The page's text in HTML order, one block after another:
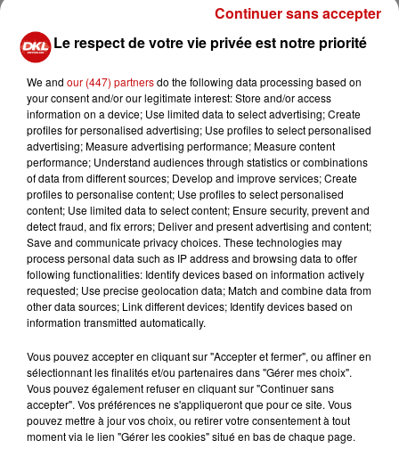
Révélée au grand public grâce à son titre à succèsJe
pense à vous
, Linh s’est imposée ces derniers mois
comme une artiste incontournable de la scène pop
française. Âgée de 30 ans et originaire de Nice, elle
dispose déjà d’une solide expérience liée à l’Eurovision :
elle est notamment l’autrice de la chansonCe monde,
interprétée par Lou Deleuze et lauréate de l’Eurovision
Junior.
Un atout de taille pour un concours dont les codes sont
bien spécifiques. Son univers musical, accessible et
émotionnel, pourrait séduire un large public européen.
Si rien n’a encore été officiellement confirmé, tous les
signaux semblent indiquer que France Télévisions
pourrait miser sur Linh pour tenter de briller à Vienne et
offrir à la France une nouvelle performance marquante
Le respect de votre vie privée est notre priorité
We and our (447) partnersdo the following data processing based on
your consent and/or our legitimate interest: Store and/or access
information on a device; Use limited data to select advertising; Create
profiles for personalised advertising; Use profiles to select personalised
advertising; Measure advertising performance; Measure content
performance; Understand audiences through statistics or combinations
of data from different sources; Develop and improve services; Create
profiles to personalise content; Use profiles to select personalised
content; Use limited data to select content; Ensure security, prevent and
detect fraud, and fix errors; Deliver and present advertising and content;
Save and communicate privacy choices. These technologies may
process personal data such as IP address and browsing data to offer
following functionalities: Identify devices based on information actively
requested; Use precise geolocation data; Match and combine data from
other data sources; Link different devices; Identify devices based on
information transmitted automatically.
Vous pouvez accepter en cliquant sur "Accepter et fermer", ou affiner en
sélectionnant les finalités et/ou partenaires dans "Gérer mes choix".
Vous pouvez également refuser en cliquant sur "Continuer sans
accepter". Vos préférences ne s'appliqueront que pour ce site. Vous
pouvez mettre à jour vos choix, ou retirer votre consentement à tout
moment via le lien "Gérer les cookies" situé en bas de chaque page.
Continuer sans accepter